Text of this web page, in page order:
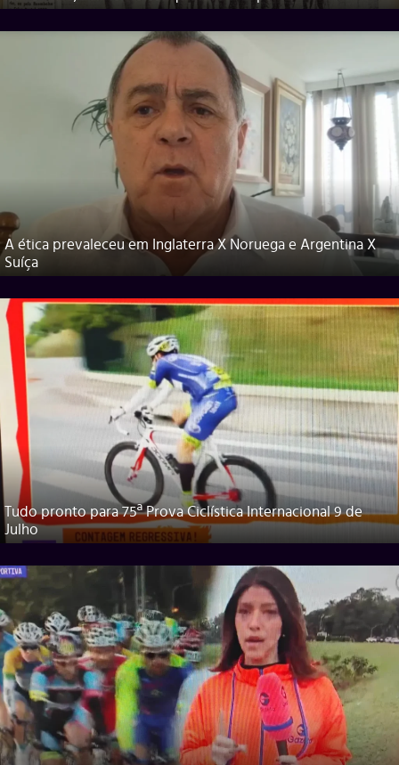
A ética prevaleceu em Inglaterra X Noruega e Argentina X
Suíça
Tudo pronto para 75ª Prova Ciclística Internacional 9 de
Julho